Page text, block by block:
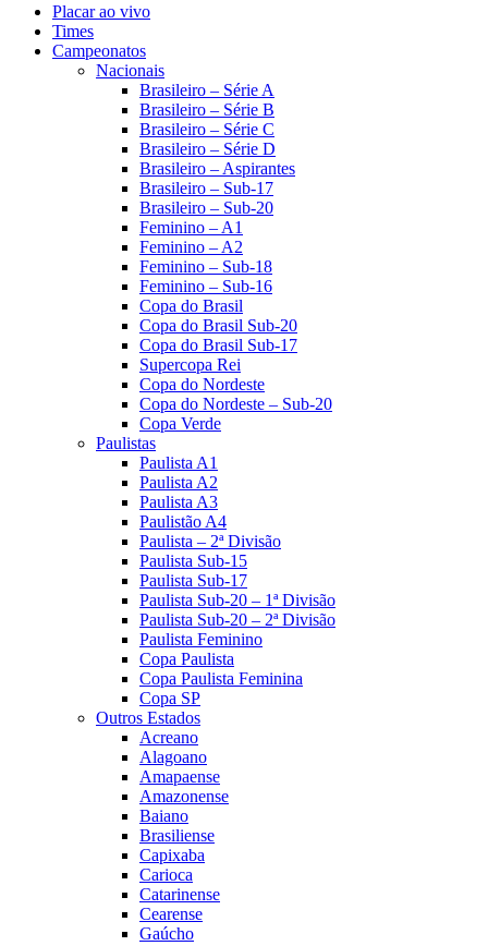
Placar ao vivo
Times
Campeonatos
Nacionais
Brasileiro – Série A
Brasileiro – Série B
Brasileiro – Série C
Brasileiro – Série D
Brasileiro – Aspirantes
Brasileiro – Sub-17
Brasileiro – Sub-20
Feminino – A1
Feminino – A2
Feminino – Sub-18
Feminino – Sub-16
Copa do Brasil
Copa do Brasil Sub-20
Copa do Brasil Sub-17
Supercopa Rei
Copa do Nordeste
Copa do Nordeste – Sub-20
Copa Verde
Paulistas
Paulista A1
Paulista A2
Paulista A3
Paulistão A4
Paulista – 2ª Divisão
Paulista Sub-15
Paulista Sub-17
Paulista Sub-20 – 1ª Divisão
Paulista Sub-20 – 2ª Divisão
Paulista Feminino
Copa Paulista
Copa Paulista Feminina
Copa SP
Outros Estados
Acreano
Alagoano
Amapaense
Amazonense
Baiano
Brasiliense
Capixaba
Carioca
Catarinense
Cearense
Gaúcho